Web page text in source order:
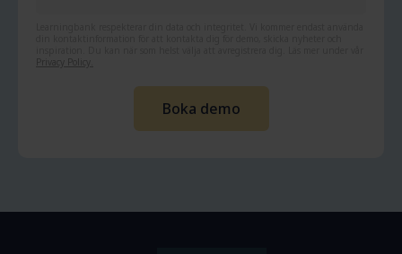
Privacy Policy.